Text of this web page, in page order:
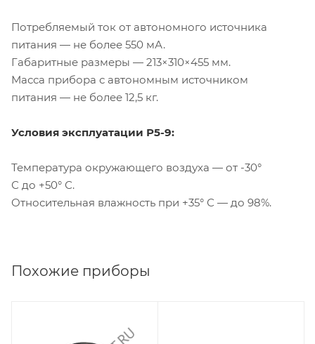
Потребляемый ток от автономного источника
питания — не более 550 мА.
Габаритные размеры — 213×310×455 мм.
Масса прибора с автономным источником
питания — не более 12,5 кг.
Условия эксплуатации Р5-9:
Температура окружающего воздуха — от -30°
С до +50° С.
Относительная влажность при +35° С — до 98%.
Похожие приборы